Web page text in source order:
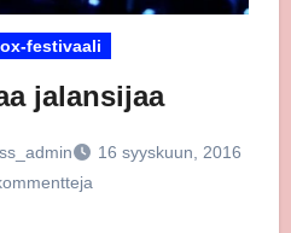
festivaali
jalansijaa
16 syyskuun, 2016